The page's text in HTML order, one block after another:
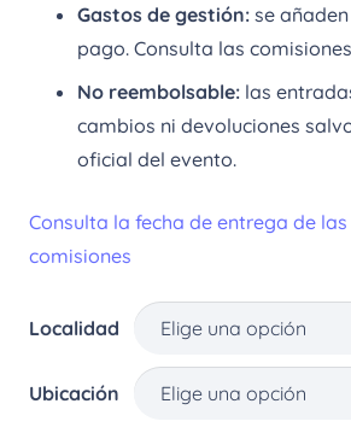
Gastos de gestión: se
pago. Consulta las
No reembolsable: las
cambios ni devoluciones
oficial del evento.
Consulta la fecha de entrega de
comisiones
Localidad
Ubicación